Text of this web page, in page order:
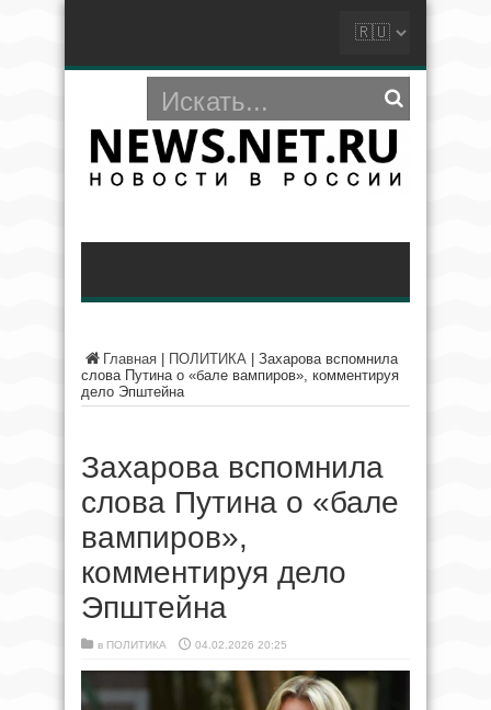
Главная ПОЛИТИКА
Захарова вспомнила
слова Путина о «бале вампиров», комментируя
дело Эпштейна
Захарова вспомнила
слова Путина о «бале
вампиров»,
комментируя дело
Эпштейна
в ПОЛИТИКА 04.02.2026 20:25